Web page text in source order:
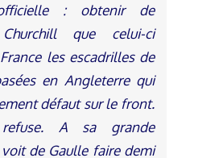
: obtenir de
que celui-ci
les escadrilles de
en Angleterre qui
défaut sur le front.
refuse. A sa grande
de Gaulle faire demi